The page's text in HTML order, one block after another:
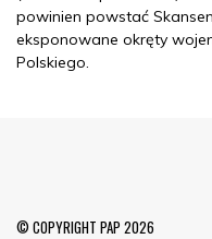
powinien powstać
eksponowane okręty
Polskiego.
© COPYRIGHT PAP 2026